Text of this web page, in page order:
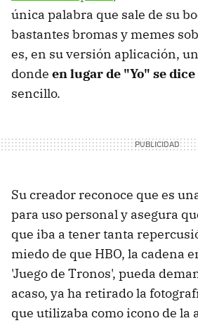
única palabra que sale de su
bastantes bromas y memes
es, en su versión aplicación,
donde en lugar de "Yo" se
sencillo.
Su creador reconoce que es
para uso personal y asegura
que iba a tener tanta
miedo de que HBO, la cadena
'Juego de Tronos', pueda
acaso, ya ha retirado la
que utilizaba como icono de la